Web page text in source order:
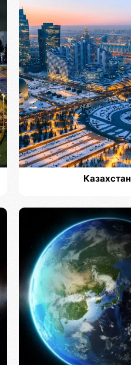
Казахстан